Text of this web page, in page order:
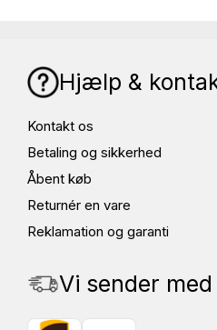
Hjælp &
Kontakt os
Betaling og sikkerhed
Åbent køb
Returnér en vare
Reklamation og garanti
Vi sender med